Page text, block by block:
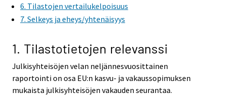
6. Tilastojen vertailukelpoisuus
7. Selkeys ja eheys/yhtenäisyys
1. Tilastotietojen relevanssi
Julkisyhteisöjen velan neljännesvuosittainen
raportointi on osa EU:n kasvu- ja vakaussopimuksen
mukaista julkisyhteisöjen vakauden seurantaa.